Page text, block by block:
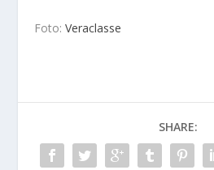
Foto:Veraclasse
SHARE: